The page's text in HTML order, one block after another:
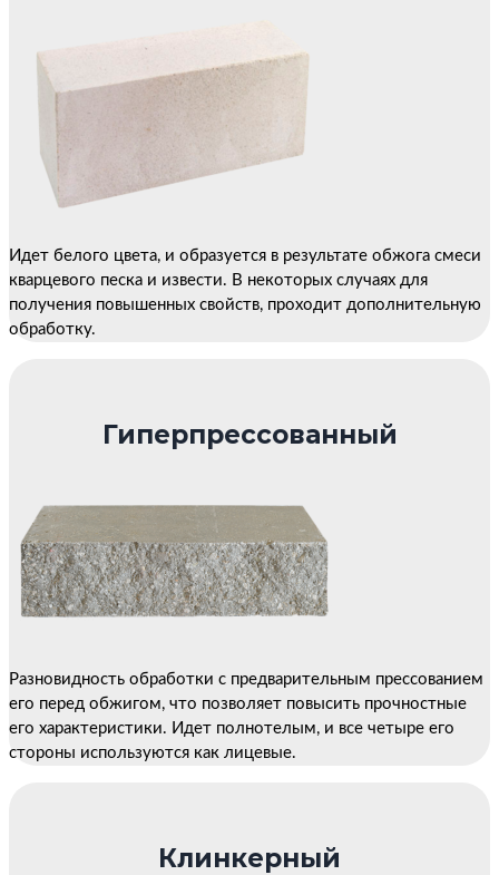
Идет белого цвета, и образуется в результате обжога смеси
кварцевого песка и извести. В некоторых случаях для
получения повышенных свойств, проходит дополнительную
обработку.
Гиперпрессованный
Разновидность обработки с предварительным прессованием
его перед обжигом, что позволяет повысить прочностные
его характеристики. Идет полнотелым, и все четыре его
стороны используются как лицевые.
Клинкерный